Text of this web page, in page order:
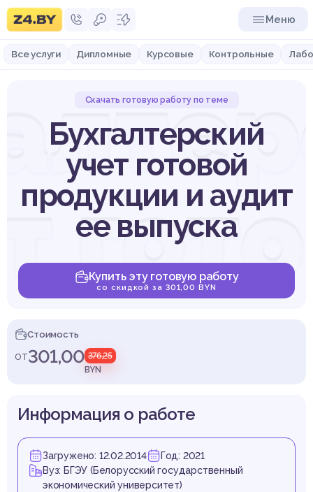
Меню
Все услуги Дипломные Курсовые Контрольные
Скачать готовую работу по теме
Бухгалтерский
учет готовой
продукции и аудит
ее выпуска
Купить эту готовую работу
со скидкой за 301,00 BYN
Стоимость
от301,00 376,25
BYN
Информация о работе
Загружено: 12.02.2014
Год: 2021
Вуз: БГЭУ (Белорусский государственный
экономический университет)